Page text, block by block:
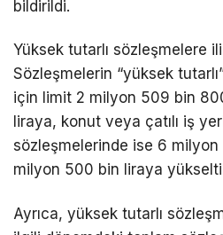
bildirildi.
Yüksek tutarlı sözleşmelere
Sözleşmelerin “yüksek
için limit 2 milyon 509 bin
liraya, konut veya çatılı iş
sözleşmelerinde ise 6
milyon 500 bin liraya
Ayrıca, yüksek tutarlı